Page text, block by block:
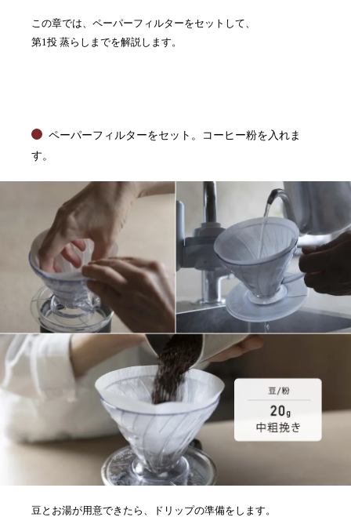
この章では、ペーパーフィルターをセットして、
第1投 蒸らしまでを解説します。
ペーパーフィルターをセット。コーヒー粉を入れま
す。
豆とお湯が用意できたら、ドリップの準備をします。